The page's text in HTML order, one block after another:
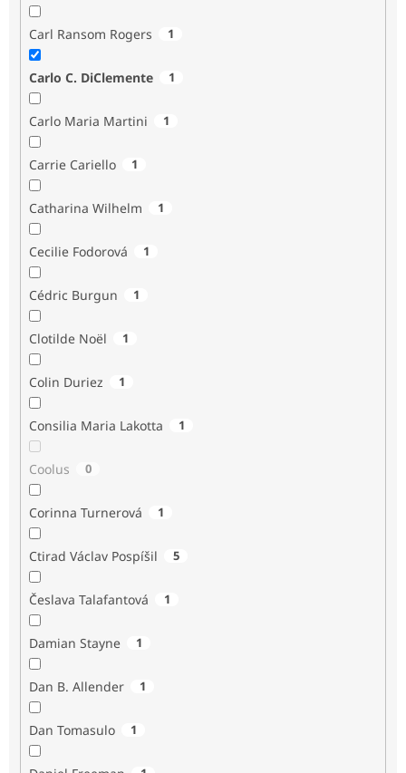
Carl Ransom Rogers 1
Carlo C. DiClemente 1
Carlo Maria Martini 1
Carrie Cariello 1
Catharina Wilhelm 1
Cecilie Fodorová 1
Cédric Burgun 1
Clotilde Noël 1
Colin Duriez 1
Consilia Maria Lakotta 1
Coolus 0
Corinna Turnerová 1
Ctirad Václav Pospíšil 5
Česlava Talafantová 1
Damian Stayne 1
Dan B. Allender 1
Dan Tomasulo 1